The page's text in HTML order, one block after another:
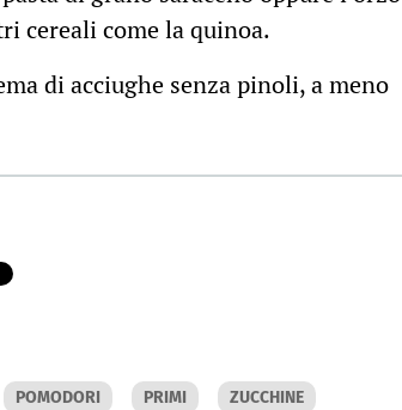
cereali come la quinoa.
di acciughe senza pinoli, a meno
POMODORI PRIMI ZUCCHINE